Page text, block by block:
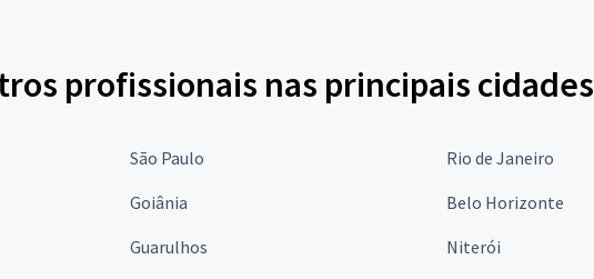
profissionais nas principais cidades
São Paulo Rio de Janeiro
Goiânia Belo Horizonte
Guarulhos Niterói